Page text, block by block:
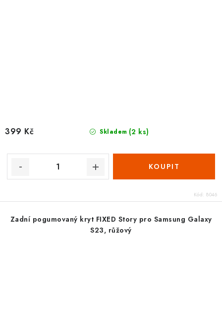
Skladem (2 ks)
399 Kč
Kód: 8046
Zadní pogumovaný kryt FIXED Story pro Samsung Galaxy
S23, růžový